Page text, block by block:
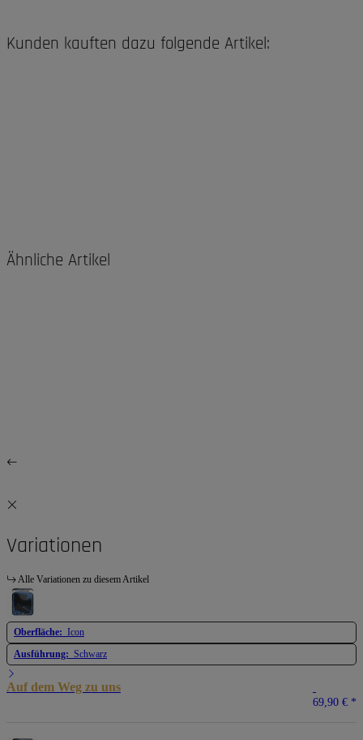
Kunden kauften dazu folgende Artikel:
Ähnliche Artikel
Variationen
Alle Variationen zu diesem Artikel
Oberfläche: Icon
Ausführung: Schwarz
Auf dem Weg zu uns
69,90 € *